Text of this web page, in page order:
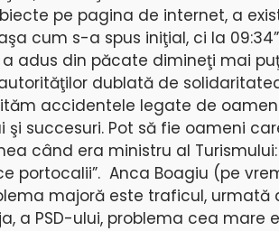
pe pagina de internet, a
cum s-a spus iniţial, ci la
a adus din păcate dimineţi mai
dublată de
accidentele legate de
şi succesuri. Pot să fie oameni
când era ministru al Turismului:
portocalii”. Anca Boagiu (pe
majoră este traficul, urmată
a PSD-ului, problema cea mare